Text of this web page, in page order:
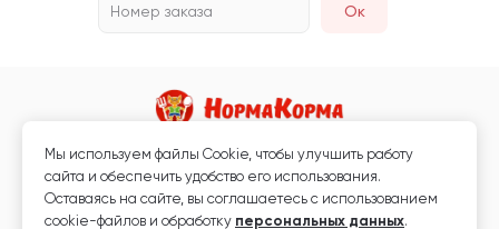
Номер заказа Ок
Магазин кормов для животных и ветаптека
Любая информация, размещённая на сайте, не является публичной
офертой.
Мы используем файлы Сookie, чтобы улучшить работу
сайта и обеспечить удобство его использования.
Оставаясь на сайте, вы соглашаетесь с использованием
cookie-файлов и обработку персональных данных.